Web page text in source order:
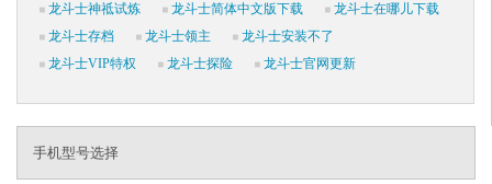
龙斗士神祗试炼
龙斗士简体中文版下载
龙斗士在哪儿下载
龙斗士存档
龙斗士领主
龙斗士安装不了
龙斗士VIP特权
龙斗士探险 龙斗士官网更新
手机型号选择